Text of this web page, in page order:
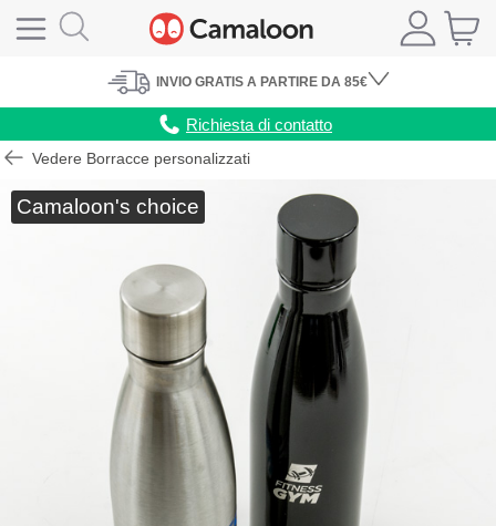
INVIO GRATIS A PARTIRE DA 85€
Richiesta di contatto
Vedere Borracce personalizzati
Camaloon's choice